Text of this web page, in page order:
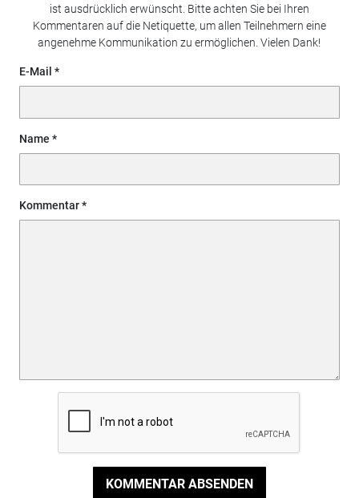
ist ausdrücklich erwünscht. Bitte achten Sie bei Ihren
Kommentaren auf die Netiquette, um allen Teilnehmern eine
angenehme Kommunikation zu ermöglichen. Vielen Dank!
E-Mail
Name
Kommentar
KOMMENTAR ABSENDEN